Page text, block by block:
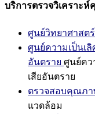
บริการตรวจวิเคราะ
ศูนย์วิทยาศาสต
ศูนย์ความเป็นเ
อันตราย ศูนย์คว
เสียอันตราย
ตรวจสอบคุณภา
แวดล้อม